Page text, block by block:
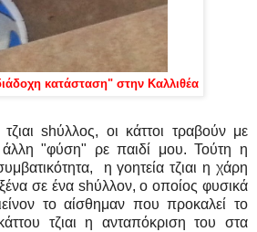
κατάσταση" στην Καλλιθέα
shύλλος, οι κάττοι τραβούν με
άλλη "φύση" ρε παιδί μου. Τούτη η
η γοητεία τζιαι η χάρη
σε ένα shύλλον, ο οποίος φυσικά
το αίσθημαν που προκαλεί το
τζιαι η ανταπόκριση του στα